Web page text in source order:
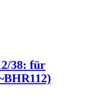
38: für